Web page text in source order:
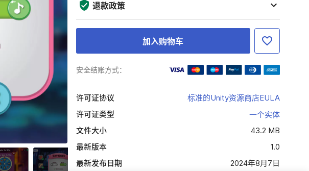
退款政策
加入购物车
安全结账方式：
许可证协议
标准的Unity资源商店EULA
许可证类型
一个实体
文件大小
43.2 MB
最新版本
1.0
最新发布日期
2024年8月7日